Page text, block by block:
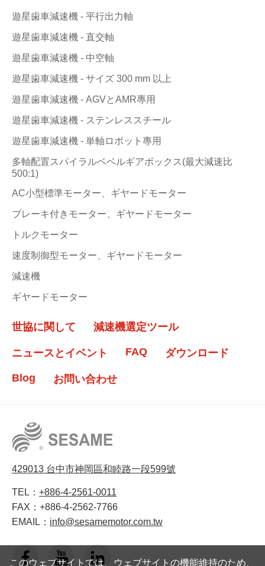
このウェブサイトでは、ウェブサイトの機能維持のため、
遊星歯車減速機 - 平行出力軸
遊星歯車減速機 - 直交軸
遊星歯車減速機 - 中空軸
遊星歯車減速機 - サイズ 300 mm 以上
遊星歯車減速機 - AGVとAMR專用
遊星歯車減速機 - ステンレススチール
遊星歯車減速機 - 単軸ロボット專用
多軸配置スパイラルベベルギアボックス(最大減速比
500:1)
AC小型標準モーター、ギヤードモーター
ブレーキ付きモーター、ギヤードモーター
トルクモーター
速度制御型モーター、ギヤードモーター
減速機
ギヤードモーター
世協に関して 減速機選定ツール
ニュースとイベント FAQ ダウンロード
Blog お問い合わせ
429013 台中市神岡區和睦路一段599號
TEL： +886-4-2561-0011
FAX： +886-4-2562-7766
EMAIL： info@sesamemotor.com.tw